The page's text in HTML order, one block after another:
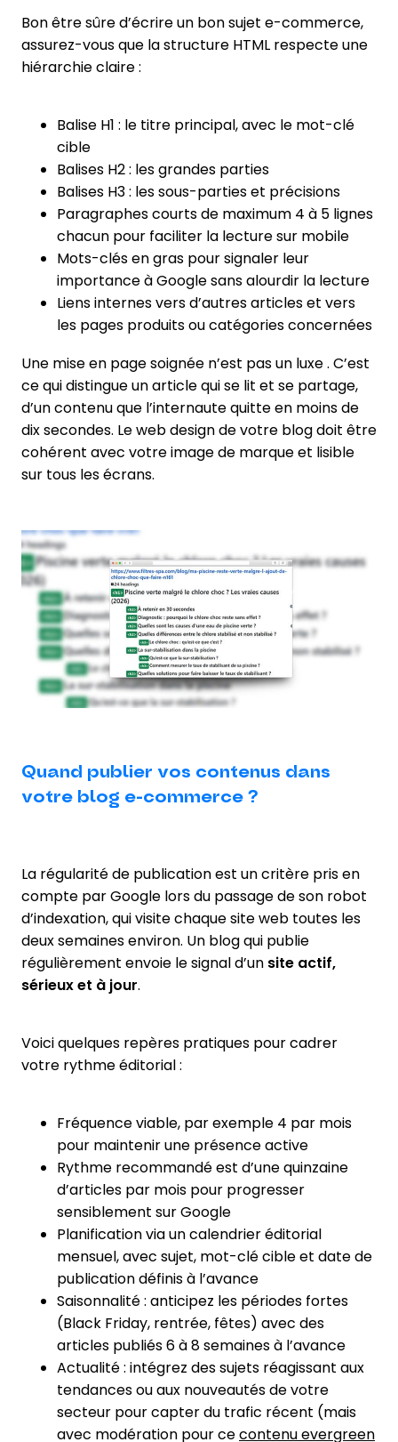
Bon être sûre d’écrire un bon sujet e-commerce,
assurez-vous que la structure HTML respecte une
hiérarchie claire :
Balise H1 : le titre principal, avec le mot-clé
cible
Balises H2 : les grandes parties
Balises H3 : les sous-parties et précisions
Paragraphes courts de maximum 4 à 5 lignes
chacun pour faciliter la lecture sur mobile
Mots-clés en gras pour signaler leur
importance à Google sans alourdir la lecture
Liens internes vers d’autres articles et vers
les pages produits ou catégories concernées
Une mise en page soignée n’est pas un luxe . C’est
ce qui distingue un article qui se lit et se partage,
d’un contenu que l’internaute quitte en moins de
dix secondes. Le web design de votre blog doit être
cohérent avec votre image de marque et lisible
sur tous les écrans.
Quand publier vos contenus dans
votre blog e-commerce ?
La régularité de publication est un critère pris en
compte par Google lors du passage de son robot
d’indexation, qui visite chaque site web toutes les
deux semaines environ. Un blog qui publie
régulièrement envoie le signal d’un site actif,
sérieux et à jour.
Voici quelques repères pratiques pour cadrer
votre rythme éditorial :
Fréquence viable, par exemple 4 par mois
pour maintenir une présence active
Rythme recommandé est d’une quinzaine
d’articles par mois pour progresser
sensiblement sur Google
Planification via un calendrier éditorial
mensuel, avec sujet, mot-clé cible et date de
publication définis à l’avance
Saisonnalité : anticipez les périodes fortes
(Black Friday, rentrée, fêtes) avec des
articles publiés 6 à 8 semaines à l’avance
Actualité : intégrez des sujets réagissant aux
tendances ou aux nouveautés de votre
secteur pour capter du trafic récent (mais
avec modération pour cecontenu evergreen